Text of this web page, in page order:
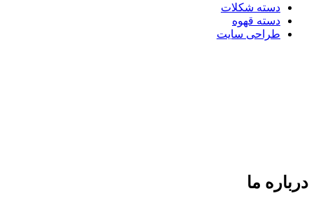
دسته شکلات
دسته قهوه
طراحی سایت
درباره ما